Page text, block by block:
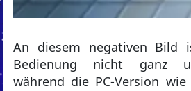
An diesem negativen Bild
Bedienung nicht ganz
während die PC-Version